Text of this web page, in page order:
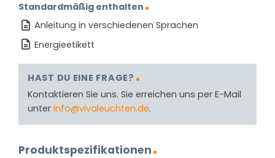
Standardmäßig enthalten
Anleitung in verschiedenen Sprachen
Energieetikett
HAST DU EINE FRAGE?
Kontaktieren Sie uns. Sie erreichen uns per E-Mail
unter info@vivaleuchten.de.
Produktspezifikationen